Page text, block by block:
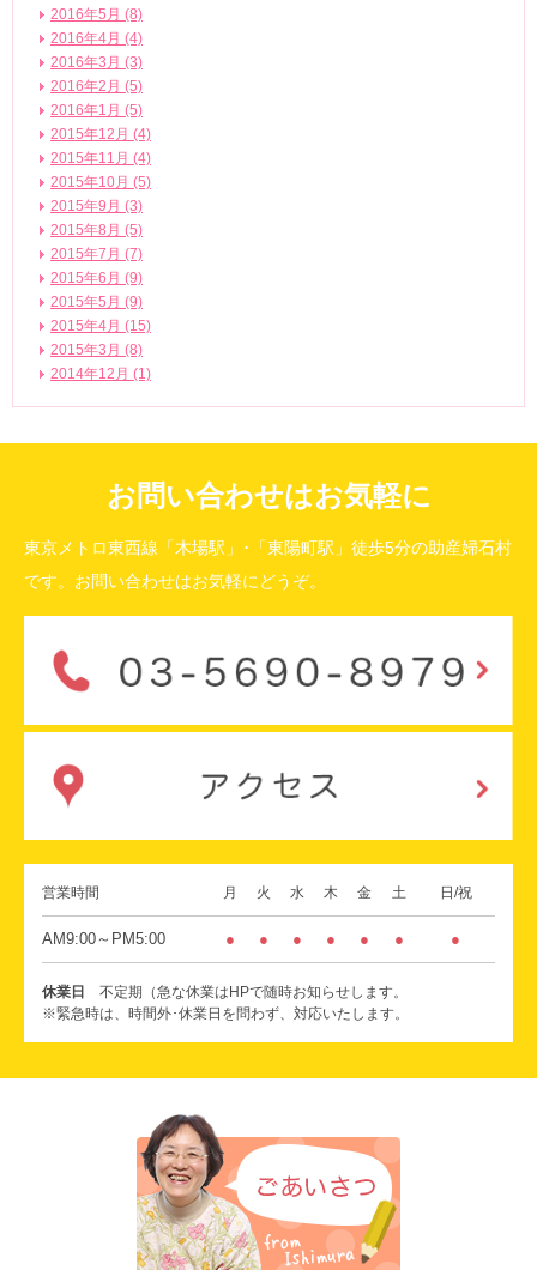
2016年5月 (8)
2016年4月 (4)
2016年3月 (3)
2016年2月 (5)
2016年1月 (5)
2015年12月 (4)
2015年11月 (4)
2015年10月 (5)
2015年9月 (3)
2015年8月 (5)
2015年7月 (7)
2015年6月 (9)
2015年5月 (9)
2015年4月 (15)
2015年3月 (8)
2014年12月 (1)
お問い合わせはお気軽に
東京メトロ東西線「木場駅」･「東陽町駅」徒歩5分の助産婦石村
です。お問い合わせはお気軽にどうぞ。
営業時間 月 火 水 木 金 土 日/祝
AM9:00～PM5:00 ● ● ● ● ● ● ●
休業日
不定期（急な休業はHPで随時お知らせします。
※緊急時は、時間外･休業日を問わず、対応いたします。